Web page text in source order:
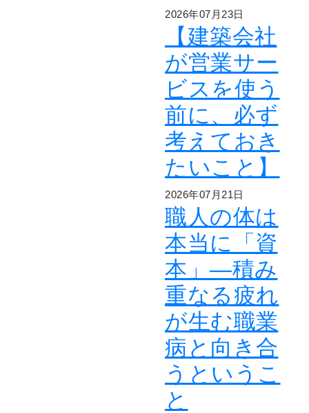
2026年07月23日
【建築会社
が営業サー
ビスを使う
前に、必ず
考えておき
たいこと】
2026年07月21日
職人の体は
本当に「資
本」―積み
重なる疲れ
が生む職業
病と向き合
うというこ
と